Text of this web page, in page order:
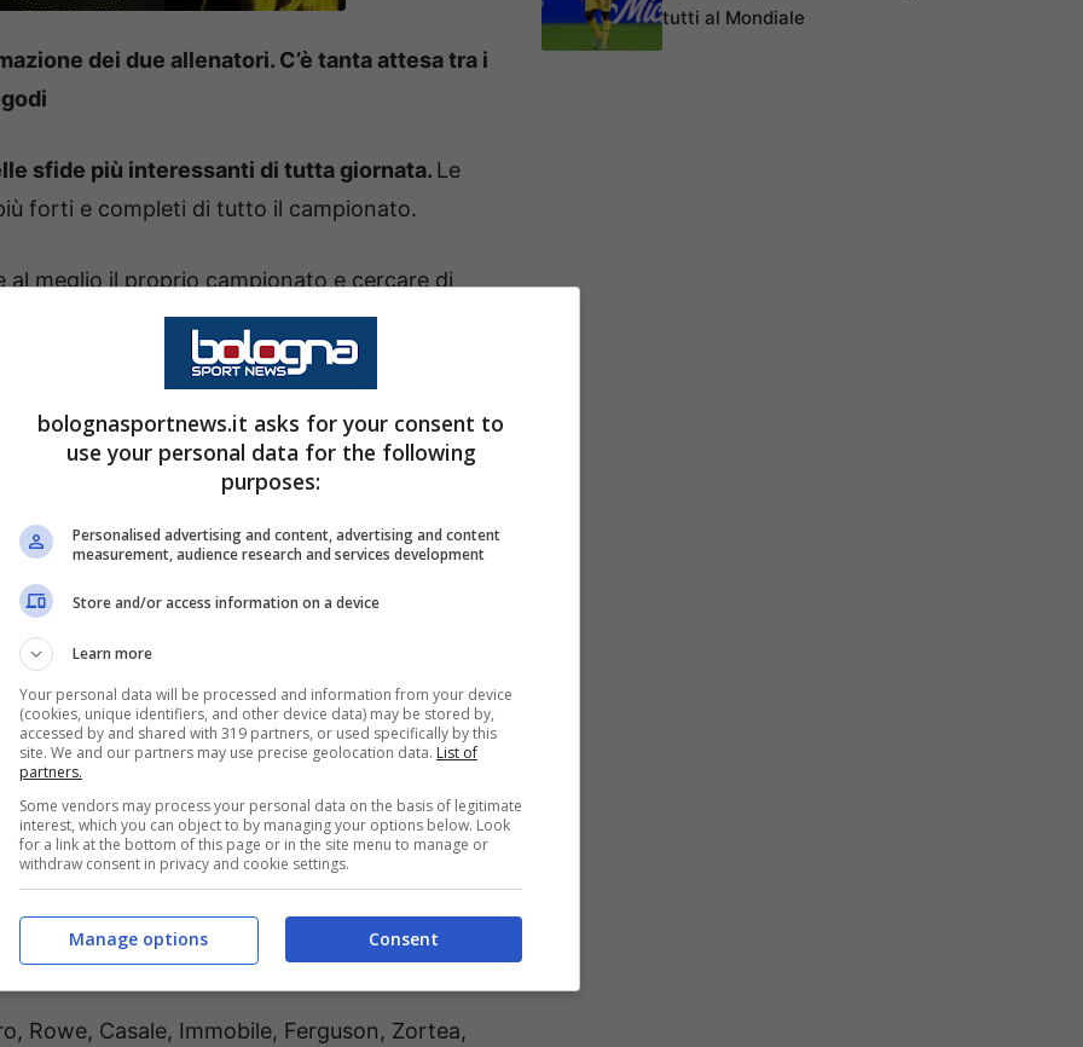
dei due allenatori. C’è tanta attesa tra i
sfide più interessanti di tutta giornata. Le
forti e completi di tutto il campionato.
meglio il proprio campionato e cercare di
scaligeri come lo scorso anno sono riusciti a
Giovane e Bernede.
per via del tasso tecnico della rosa di base,
andrà a finire e come si evolverà la classifica
di seguito le scelte tattiche dei due
dal primo minuto dei
Nelsson, Valentini; Niasse, Serdar, Al
Giovane, Slotsager, Harroui, Ebosse,
Vitik, Miranda; Freuler, Pobega; Orsolini,
Rowe, Casale, Immobile, Ferguson, Zortea,
tutti al Mondiale
bolognasportnews.it asks for your consent to
use your personal data for the following
purposes:
Personalised advertising and content, advertising and content
measurement, audience research and services development
Store and/or access information on a device
Learn more
Your personal data will be processed and information from your device
(cookies, unique identifiers, and other device data) may be stored by,
accessed by and shared with 319 partners, or used specifically by this
site. We and our partners may use precise geolocation data. List of
partners.
Some vendors may process your personal data on the basis of legitimate
interest, which you can object to by managing your options below. Look
for a link at the bottom of this page or in the site menu to manage or
withdraw consent in privacy and cookie settings.
Consent
Manage options